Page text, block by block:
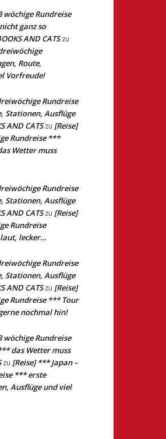
wöchige Rundreise
ganz so
AND CATSzu
Route,
Vorfreude!
Rundreise
Stationen, Ausflüge
AND CATSzu [Reise]
Rundreise ***
Wetter muss
Rundreise
Stationen, Ausflüge
AND CATSzu [Reise]
Rundreise
lecker…
Rundreise
Stationen, Ausflüge
AND CATSzu [Reise]
Rundreise *** Tour
nochmal hin!
wöchige Rundreise
das Wetter muss
zu [Reise] *** Japan –
*** erste
Ausflüge und viel